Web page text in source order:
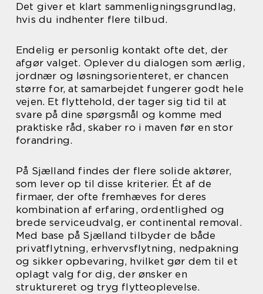
Det giver et klart sammenligningsgrundlag,
hvis du indhenter flere tilbud.
Endelig er personlig kontakt ofte det, der
afgør valget. Oplever du dialogen som ærlig,
jordnær og løsningsorienteret, er chancen
større for, at samarbejdet fungerer godt hele
vejen. Et flyttehold, der tager sig tid til at
svare på dine spørgsmål og komme med
praktiske råd, skaber ro i maven før en stor
forandring.
På Sjælland findes der flere solide aktører,
som lever op til disse kriterier. Ét af de
firmaer, der ofte fremhæves for deres
kombination af erfaring, ordentlighed og
brede serviceudvalg, er continental removal.
Med base på Sjælland tilbyder de både
privatflytning, erhvervsflytning, nedpakning
og sikker opbevaring, hvilket gør dem til et
oplagt valg for dig, der ønsker en
struktureret og tryg flytteoplevelse.